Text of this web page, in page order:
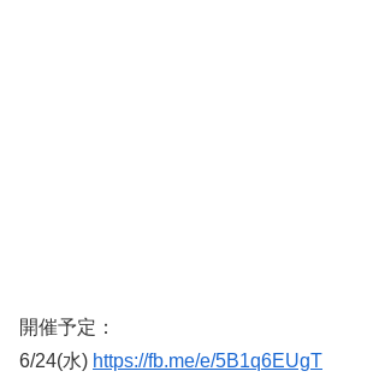
開催予定：
6/24(水) https://fb.me/e/5B1q6EUgT